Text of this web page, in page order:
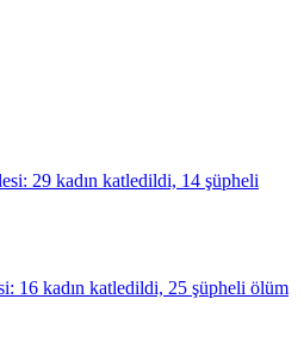
29 kadın katledildi, 14 şüpheli
16 kadın katledildi, 25 şüpheli ölüm